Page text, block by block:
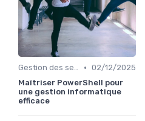
Gestion des serveurs • 02/12/2025
Maîtriser PowerShell pour
une gestion informatique
efficace